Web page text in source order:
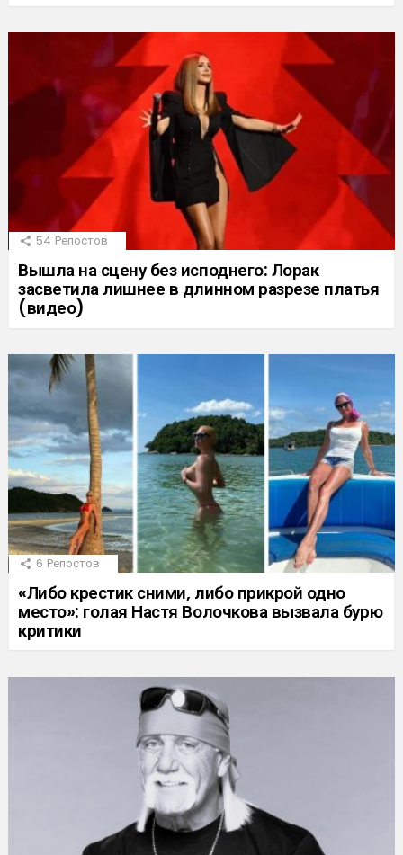
54 Репостов
Вышла на сцену без исподнего: Лорак
засветила лишнее в длинном разрезе платья
(видео)
6 Репостов
«Либо крестик сними, либо прикрой одно
место»: голая Настя Волочкова вызвала бурю
критики